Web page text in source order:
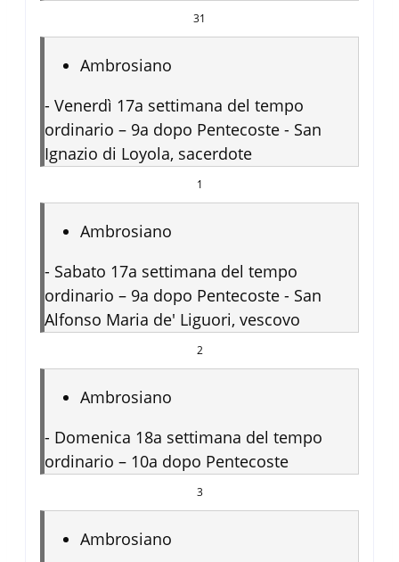
31
Ambrosiano
- Venerdì 17a settimana del tempo
ordinario – 9a dopo Pentecoste - San
Ignazio di Loyola, sacerdote
1
Ambrosiano
- Sabato 17a settimana del tempo
ordinario – 9a dopo Pentecoste - San
Alfonso Maria de' Liguori, vescovo
2
Ambrosiano
- Domenica 18a settimana del tempo
ordinario – 10a dopo Pentecoste
3
Ambrosiano